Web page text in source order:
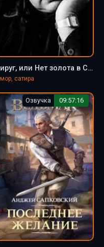
Пируг, или Нет золота в Серых Горах - Анджей Сапковский
сатира
Озвучка 09:57:16